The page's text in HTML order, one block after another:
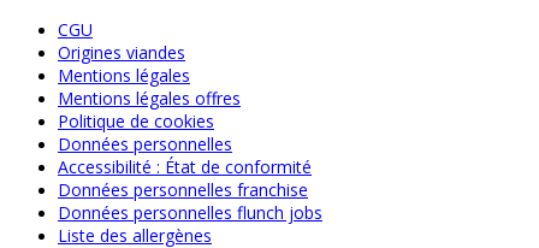
CGU
Origines viandes
Mentions légales
Mentions légales offres
Politique de cookies
Données personnelles
Accessibilité : État de conformité
Données personnelles franchise
Données personnelles flunch jobs
Liste des allergènes